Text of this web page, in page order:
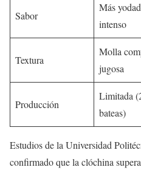
Sabor
Más
intenso
Textura
Molla
jugosa
Producción
Limitada
bateas)
Estudios de la Universidad
confirmado que la clóchina